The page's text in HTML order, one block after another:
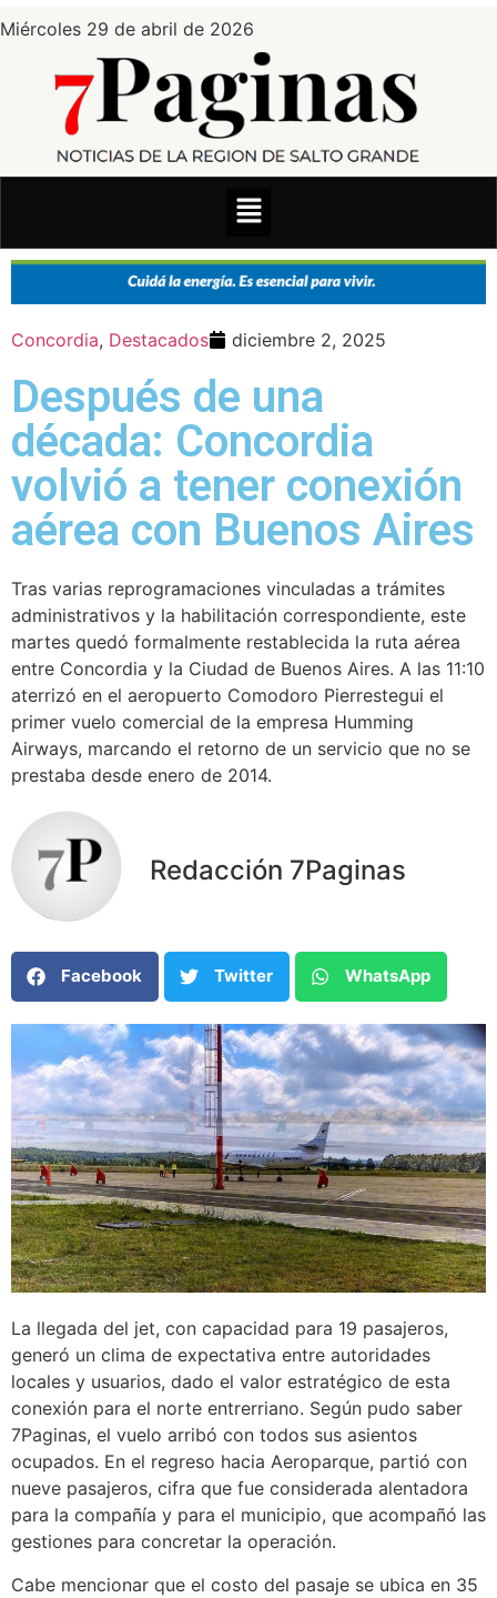
Miércoles 29 de abril de 2026
Concordia, Destacados diciembre 2, 2025
Después de una
década: Concordia
volvió a tener conexión
aérea con Buenos Aires
Tras varias reprogramaciones vinculadas a trámites
administrativos y la habilitación correspondiente, este
martes quedó formalmente restablecida la ruta aérea
entre Concordia y la Ciudad de Buenos Aires. A las 11:10
aterrizó en el aeropuerto Comodoro Pierrestegui el
primer vuelo comercial de la empresa Humming
Airways, marcando el retorno de un servicio que no se
prestaba desde enero de 2014.
Redacción 7Paginas
Facebook Twitter WhatsApp
La llegada del jet, con capacidad para 19 pasajeros,
generó un clima de expectativa entre autoridades
locales y usuarios, dado el valor estratégico de esta
conexión para el norte entrerriano. Según pudo saber
7Paginas, el vuelo arribó con todos sus asientos
ocupados. En el regreso hacia Aeroparque, partió con
nueve pasajeros, cifra que fue considerada alentadora
para la compañía y para el municipio, que acompañó las
gestiones para concretar la operación.
Cabe mencionar que el costo del pasaje se ubica en 35